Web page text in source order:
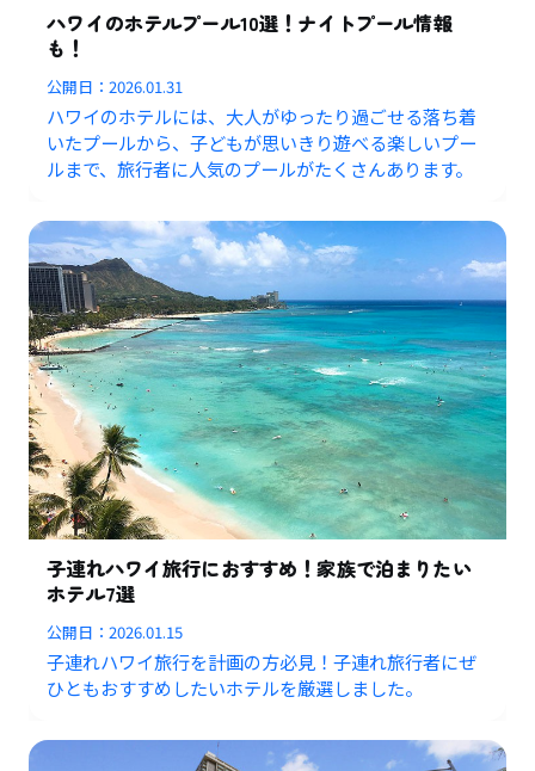
ハワイのホテルプール10選！ナイトプール情報
も！
公開日：2026.01.31
ハワイのホテルには、大人がゆったり過ごせる落ち着
いたプールから、子どもが思いきり遊べる楽しいプー
ルまで、旅行者に人気のプールがたくさんあります。
子連れハワイ旅行におすすめ！家族で泊まりたい
ホテル7選
公開日：2026.01.15
子連れハワイ旅行を計画の方必見！子連れ旅行者にぜ
ひともおすすめしたいホテルを厳選しました。